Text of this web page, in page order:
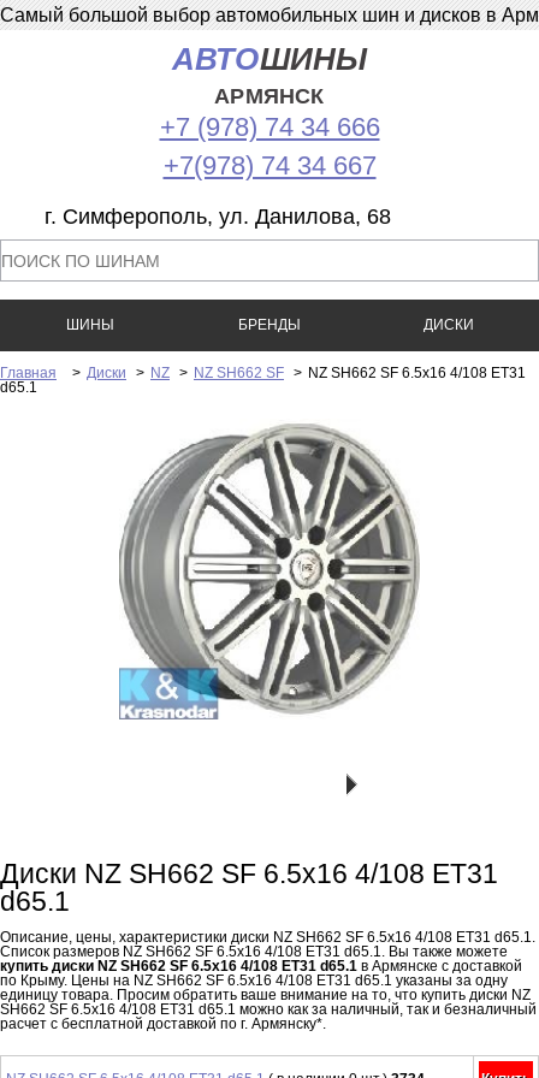
Самый большой выбор автомобильных шин и дисков в
АВТОШИНЫ
АРМЯНСК
+7 (978) 74 34 666
+7(978) 74 34 667
г. Симферополь, ул. Данилова, 68
ШИНЫ БРЕНДЫ ДИСКИ
Главная > Диски > NZ > NZ SH662 SF > NZ SH662 SF 6.5x16 4/108 ET31
d65.1
Диски NZ SH662 SF 6.5x16 4/108 ET31
d65.1
Описание, цены, характеристики диски NZ SH662 SF 6.5x16 4/108 ET31 d65.1.
Список размеров NZ SH662 SF 6.5x16 4/108 ET31 d65.1. Вы также можете
купить диски NZ SH662 SF 6.5x16 4/108 ET31 d65.1 в Армянске с доставкой
по Крыму. Цены на NZ SH662 SF 6.5x16 4/108 ET31 d65.1 указаны за одну
единицу товара. Просим обратить ваше внимание на то, что купить диски NZ
SH662 SF 6.5x16 4/108 ET31 d65.1 можно как за наличный, так и безналичный
расчет с бесплатной доставкой по г. Армянску*.